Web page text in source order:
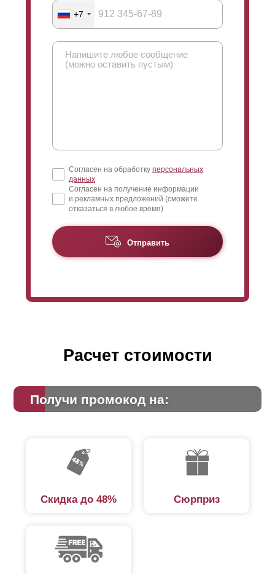
+7
Согласен на обработку персональных
данных
Согласен на получение информации
и рекламных предложений (сможете
отказаться в любое время)
Отправить
Расчет стоимости
Получи промокод на:
Скидка до 48% Сюрприз